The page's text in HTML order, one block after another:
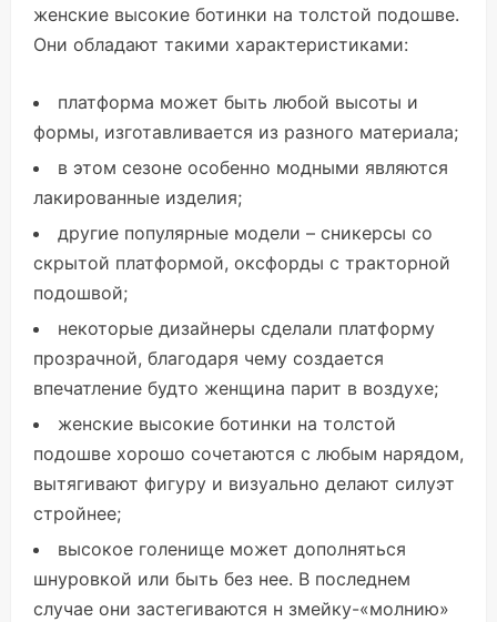
женские высокие ботинки на толстой подошве.
Они обладают такими характеристиками:
платформа может быть любой высоты и
формы, изготавливается из разного материала;
в этом сезоне особенно модными являются
лакированные изделия;
другие популярные модели – сникерсы со
скрытой платформой, оксфорды с тракторной
подошвой;
некоторые дизайнеры сделали платформу
прозрачной, благодаря чему создается
впечатление будто женщина парит в воздухе;
женские высокие ботинки на толстой
подошве хорошо сочетаются с любым нарядом,
вытягивают фигуру и визуально делают силуэт
стройнее;
высокое голенище может дополняться
шнуровкой или быть без нее. В последнем
случае они застегиваются н змейку-«молнию»